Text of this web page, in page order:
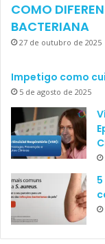
COMO
BACTERIANA
27 de outubro de 2025
Impetigo como
5 de agosto de 2025